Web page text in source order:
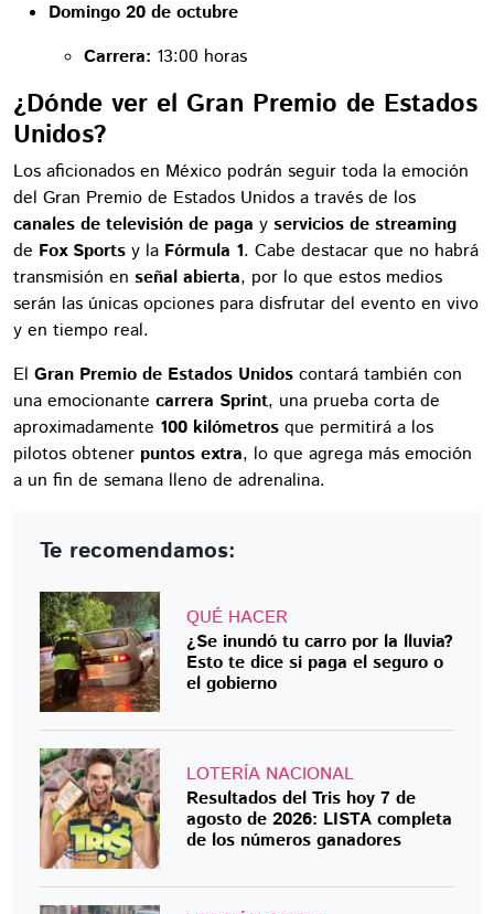
Domingo 20 de octubre
Carrera: 13:00 horas
¿Dónde ver el Gran Premio de Estados
Unidos?
Los aficionados en México podrán seguir toda la emoción
del Gran Premio de Estados Unidos a través de los
canales de televisión de paga y servicios de streaming
de Fox Sports y la Fórmula 1. Cabe destacar que no habrá
transmisión en señal abierta, por lo que estos medios
serán las únicas opciones para disfrutar del evento en vivo
y en tiempo real.
El Gran Premio de Estados Unidos contará también con
una emocionante carrera Sprint, una prueba corta de
aproximadamente 100 kilómetros que permitirá a los
pilotos obtener puntos extra, lo que agrega más emoción
a un fin de semana lleno de adrenalina.
Te recomendamos:
QUÉ HACER
¿Se inundó tu carro por la lluvia?
Esto te dice si paga el seguro o
el gobierno
LOTERÍA NACIONAL
Resultados del Tris hoy 7 de
agosto de 2026: LISTA completa
de los números ganadores